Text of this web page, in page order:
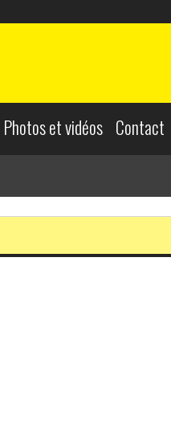
Photos et vidéos Contact